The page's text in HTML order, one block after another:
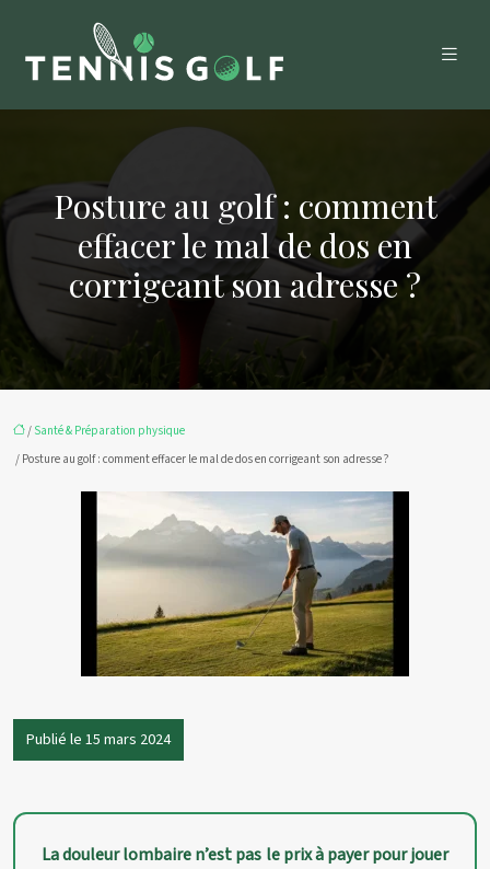
Posture au golf : comment
effacer le mal de dos en
corrigeant son adresse ?
/ Santé & Préparation physique
/ Posture au golf : comment effacer le mal de dos en corrigeant son adresse ?
Publié le 15 mars 2024
La douleur lombaire n’est pas le prix à payer pour jouer